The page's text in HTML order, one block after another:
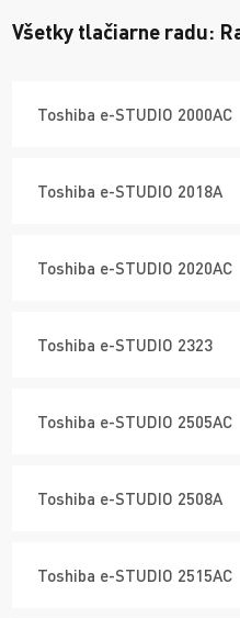
Všetky tlačiarne radu:
Toshiba e-STUDIO 2000AC
Toshiba e-STUDIO 2018A
Toshiba e-STUDIO 2020AC
Toshiba e-STUDIO 2323
Toshiba e-STUDIO 2505AC
Toshiba e-STUDIO 2508A
Toshiba e-STUDIO 2515AC